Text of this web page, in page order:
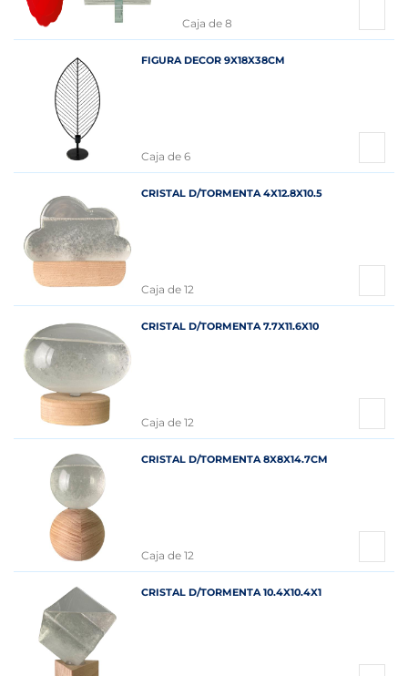
Caja de 8
FIGURA DECOR 9X18X38CM
Caja de 6
CRISTAL D/TORMENTA 4X12.8X10.5
Caja de 12
CRISTAL D/TORMENTA 7.7X11.6X10
Caja de 12
CRISTAL D/TORMENTA 8X8X14.7CM
Caja de 12
CRISTAL D/TORMENTA 10.4X10.4X1